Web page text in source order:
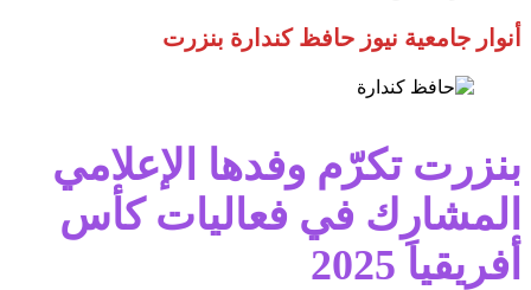
أنوار جامعية نيوز حافظ كندارة بنزرت
بنزرت تكرّم وفدها الإعلامي
المشارِك في فعاليات كأس
أفريقيا 2025